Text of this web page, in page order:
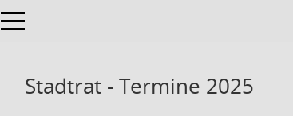
Toggle navigation
Stadtrat - Termine 2025